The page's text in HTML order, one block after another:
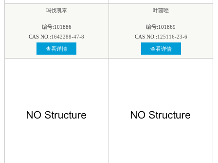
玛伐凯泰
编号:101886
CAS NO.:1642288-47-8
查看详情
叶菌唑
编号:101869
CAS NO.:125116-23-6
查看详情